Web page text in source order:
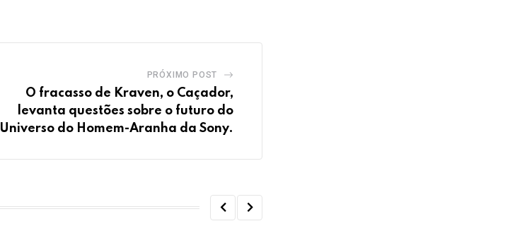
PRÓXIMO POST
O fracasso de Kraven, o Caçador,
levanta questões sobre o futuro do
Universo do Homem-Aranha da Sony.